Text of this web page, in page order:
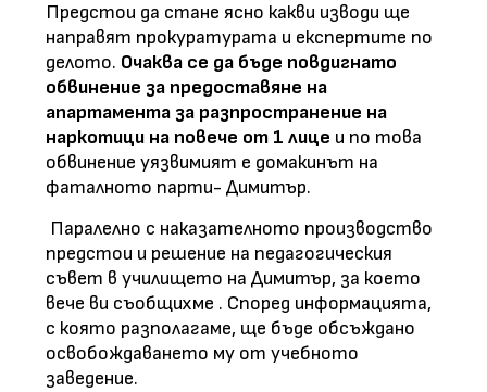
Предстои да стане ясно какви изводи ще
направят прокуратурата и експертите по
делото. Очаква се да бъде повдигнато
обвинение за предоставяне на
апартамента за разпространение на
наркотици на повече от 1 лице и по това
обвинение уязвимият е домакинът на
фаталното парти- Димитър.
Паралелно с наказателното производство
предстои и решение на педагогическия
съвет в училището на Димитър, за което
вече ви съобщихме . Според информацията,
с която разполагаме, ще бъде обсъждано
освобождаването му от учебното
заведение.